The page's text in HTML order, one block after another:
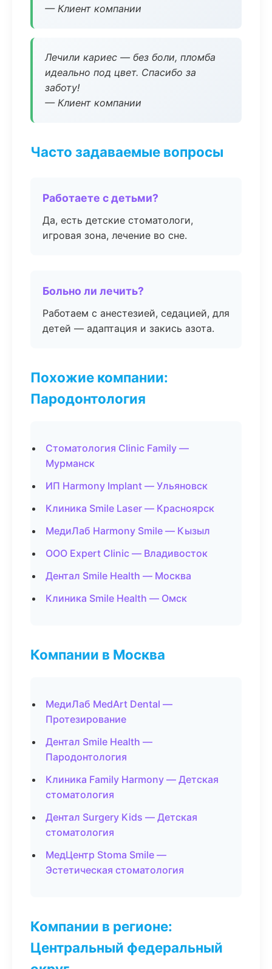
— Клиент компании
Лечили кариес — без боли, пломба
идеально под цвет. Спасибо за
заботу!
— Клиент компании
Часто задаваемые вопросы
Работаете с детьми?
Да, есть детские стоматологи,
игровая зона, лечение во сне.
Больно ли лечить?
Работаем с анестезией, седацией, для
детей — адаптация и закись азота.
Похожие компании:
Пародонтология
Стоматология Clinic Family —
Мурманск
ИП Harmony Implant — Ульяновск
Клиника Smile Laser — Красноярск
МедиЛаб Harmony Smile — Кызыл
ООО Expert Clinic — Владивосток
Дентал Smile Health — Москва
Клиника Smile Health — Омск
Компании в Москва
МедиЛаб MedArt Dental —
Протезирование
Дентал Smile Health —
Пародонтология
Клиника Family Harmony — Детская
стоматология
Дентал Surgery Kids — Детская
стоматология
МедЦентр Stoma Smile —
Эстетическая стоматология
Компании в регионе:
Центральный федеральный